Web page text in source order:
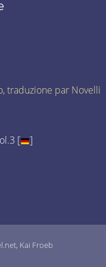
traduzione par Novelli
[
]
Kai Froeb